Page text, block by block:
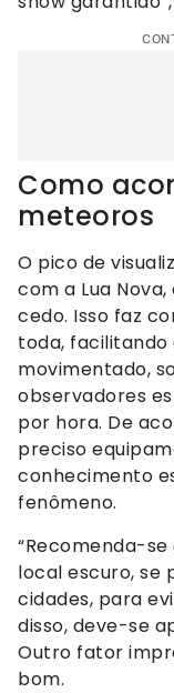
Como
meteoros
O pico de
com a Lua
cedo. Isso faz
toda, facilitando
movimentado,
observadores
por hora. De
preciso
conhecimento
fenômeno.
“Recomenda-
local escuro, se
cidades, para
disso, deve-se
Outro fator
bom.